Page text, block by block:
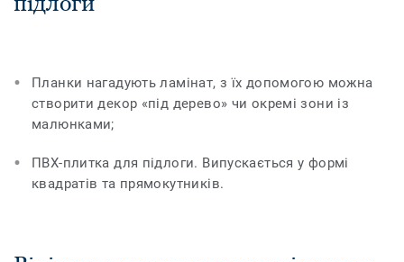
Планки нагадують ламінат, з їх допомогою можна
створити декор «під дерево» чи окремі зони із
малюнками;
ПВХ-плитка для підлоги. Випускається у формі
квадратів та прямокутників.